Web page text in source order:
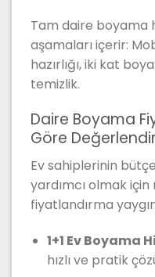
Tam daire boyama
aşamaları içerir:
hazırlığı, iki kat
temizlik.
Daire Boyama
Göre
Ev sahiplerinin
yardımcı olmak
fiyatlandırma
1+1 Ev Boyama
hızlı ve pratik